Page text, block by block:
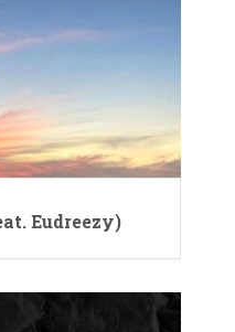
Eudreezy)